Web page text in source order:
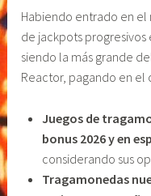
Habiendo entrado en el
de jackpots progresivos
siendo la más grande
Reactor, pagando en el
Juegos de
bonus 2026 y en
considerando sus
Tragamonedas